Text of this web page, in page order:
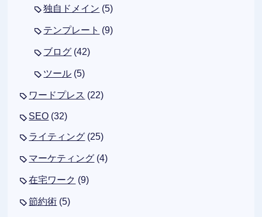
独自ドメイン (5)
テンプレート (9)
ブログ (42)
ツール (5)
ワードプレス (22)
SEO (32)
ライティング (25)
マーケティング (4)
在宅ワーク (9)
節約術 (5)